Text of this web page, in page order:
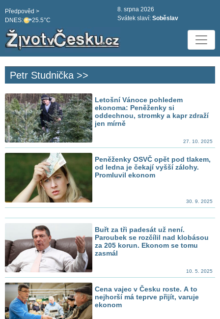
DNES: 25.5°C
Předpověd >
8. srpna 2026
Svátek slaví: Soběslav
Petr Studnička >>
Letošní Vánoce pohledem
ekonoma: Peněženky si
oddechnou, stromky a kapr zdraží
jen mírně
27. 10. 2025
Peněženky OSVČ opět pod tlakem,
od ledna je čekají vyšší zálohy.
Promluvil ekonom
30. 9. 2025
Buřt za tři padesát už není.
Paroubek se rozčílil nad klobásou
za 205 korun. Ekonom se tomu
zasmál
10. 5. 2025
Cena vajec v Česku roste. A to
nejhorší má teprve přijít, varuje
ekonom